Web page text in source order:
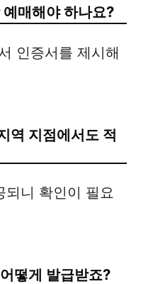
매해야 하나요?
인증서를 제시해
역 지점에서도 적
되니 확인이 필요
떻게 발급받죠?